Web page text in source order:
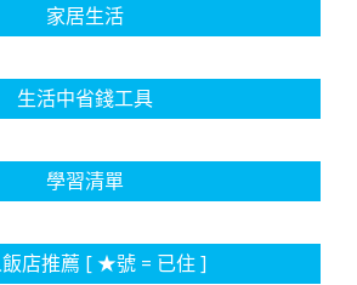
家居生活
生活中省錢工具
學習清單
店推薦 [ ★號 = 已住 ]